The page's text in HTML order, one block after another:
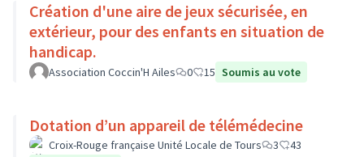
Création d'une aire de jeux sécurisée, en
extérieur, pour des enfants en situation de
handicap.
Association Coccin'H Ailes 0 15 Soumis au vote
Dotation d’un appareil de télémédecine
Croix-Rouge française Unité Locale de Tours 3
43